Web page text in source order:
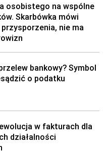
osobistego na wspólne
Skarbówka mówi
nie ma
bankowy? Symbol
o podatku
w fakturach dla
działalności